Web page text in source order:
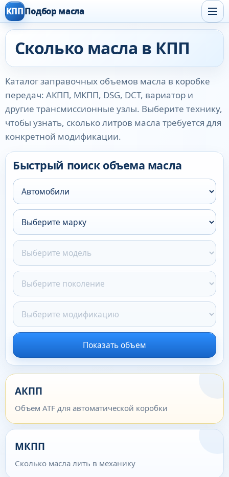
КПППодбор масла
Сколько масла в КПП
Каталог заправочных объемов масла в коробке
передач: АКПП, МКПП, DSG, DCT, вариатор и
другие трансмиссионные узлы. Выберите технику,
чтобы узнать, сколько литров масла требуется для
конкретной модификации.
Быстрый поиск объема масла
Показать объем
АКПП
Объем ATF для автоматической коробки
МКПП
Сколько масла лить в механику